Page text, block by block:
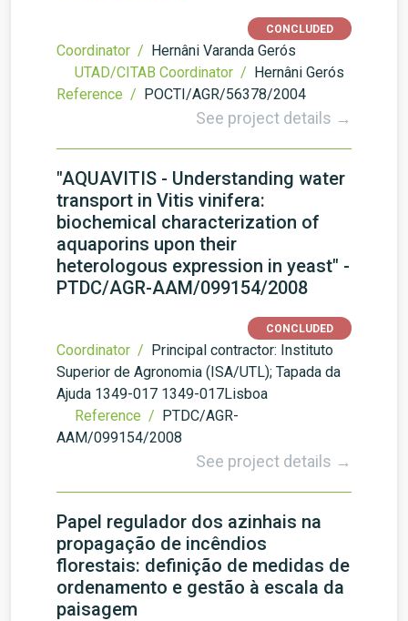
CONCLUDED
Coordinator / Hernâni Varanda Gerós
UTAD/CITAB Coordinator / Hernâni Gerós
Reference / POCTI/AGR/56378/2004
See project details →
"AQUAVITIS - Understanding water
transport in Vitis vinifera:
biochemical characterization of
aquaporins upon their
heterologous expression in yeast" -
PTDC/AGR-AAM/099154/2008
CONCLUDED
Coordinator / Principal contractor: Instituto
Superior de Agronomia (ISA/UTL); Tapada da
Ajuda 1349-017 1349-017Lisboa
Reference / PTDC/AGR-
AAM/099154/2008
See project details →
Papel regulador dos azinhais na
propagação de incêndios
florestais: definição de medidas de
ordenamento e gestão à escala da
paisagem